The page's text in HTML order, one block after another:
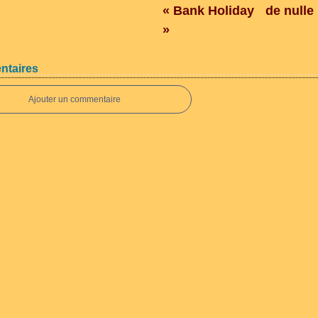
« Bank Holiday
»
de nulle
Ajouter un commentaire